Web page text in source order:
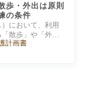
歩・外出は原則
の条件
において、利用
散歩」や「外
える場面は少な
計画書